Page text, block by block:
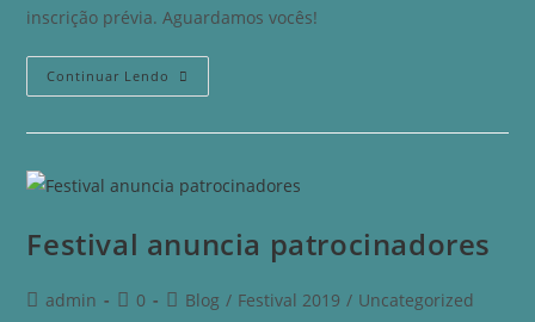
inscrição prévia. Aguardamos vocês!
Continuar Lendo
Festival anuncia patrocinadores
admin 0 Blog / Festival 2019 / Uncategorized